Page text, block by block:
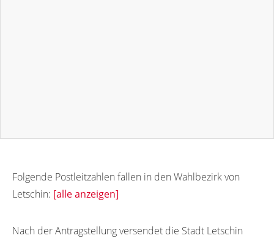
Folgende Postleitzahlen fallen in den Wahlbezirk von
Letschin: [alle anzeigen]
Nach der Antragstellung versendet die Stadt Letschin